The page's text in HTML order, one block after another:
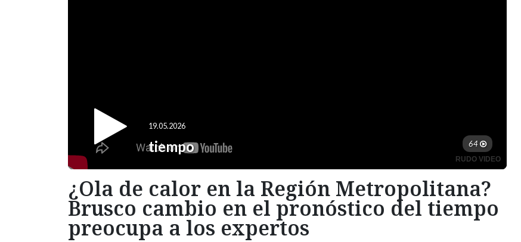
¿Ola de calor en la Región Metropolitana?
Brusco cambio en el pronóstico del tiempo
preocupa a los expertos